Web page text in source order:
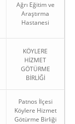
Ağrı Eğitim ve
Araştırma
Hastanesi
KÖYLERE
HİZMET
GÖTÜRME
BİRLİĞİ
Patnos İlçesi
Köylere Hizmet
Götürme Birliği